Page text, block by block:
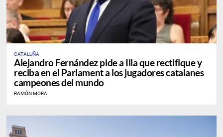
CATALUÑA
Alejandro Fernández pide a Illa que rectifique y
reciba en el Parlament a los jugadores catalanes
campeones del mundo
RAMÓN MORA